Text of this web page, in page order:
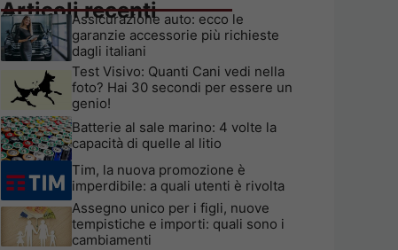
Articoli recenti
Assicurazione auto: ecco le
garanzie accessorie più richieste
dagli italiani
Test Visivo: Quanti Cani vedi nella
foto? Hai 30 secondi per essere un
genio!
Batterie al sale marino: 4 volte la
capacità di quelle al litio
Tim, la nuova promozione è
imperdibile: a quali utenti è rivolta
Assegno unico per i figli, nuove
tempistiche e importi: quali sono i
cambiamenti